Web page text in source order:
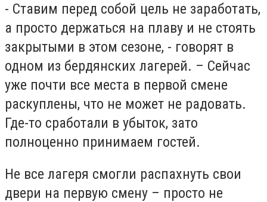
- Ставим перед собой цель не заработать,
а просто держаться на плаву и не стоять
закрытыми в этом сезоне, - говорят в
одном из бердянских лагерей. – Сейчас
уже почти все места в первой смене
раскуплены, что не может не радовать.
Где-то сработали в убыток, зато
полноценно принимаем гостей.
Не все лагеря смогли распахнуть свои
двери на первую смену – просто не